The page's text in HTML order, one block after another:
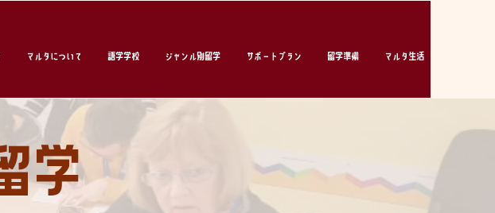
マルタについて 語学学校 ジャンル別留学 サポートプラン 留学準備 マルタ生活
学